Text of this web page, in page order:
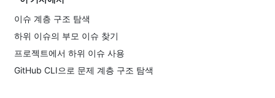
이슈 계층 구조 탐색
하위 이슈의 부모 이슈 찾기
프로젝트에서 하위 이슈 사용
GitHub CLI으로 문제 계층 구조 탐색